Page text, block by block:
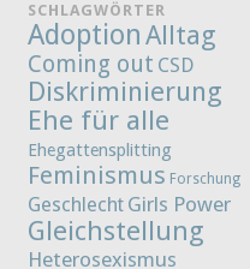
SCHLAGWÖRTER
AdoptionAlltag
Coming out CSD
Diskriminierung
Ehe für alle
Ehegattensplitting
Feminismus Forschung
Geschlecht Girls Power
Gleichstellung
Heterosexismus